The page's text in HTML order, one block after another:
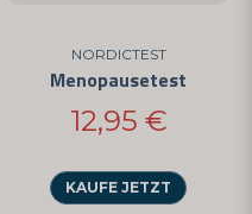
NORDICTEST
Menopausetest
12,95 €
KAUFE JETZT